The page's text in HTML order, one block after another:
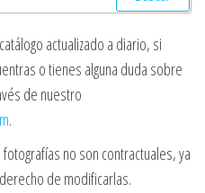
actualizado a diario, si
o tienes alguna duda sobre
de nuestro
.
no son contractuales, ya
de modificarlas.